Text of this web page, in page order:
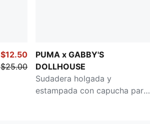
$12.50
$25.00
PUMA x GABBY'S
DOLLHOUSE
Sudadera holgada y
estampada con capucha para